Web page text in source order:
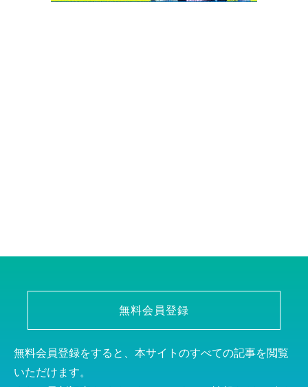
無料会員登録
無料会員登録をすると、本サイトのすべての記事を閲覧
いただけます。